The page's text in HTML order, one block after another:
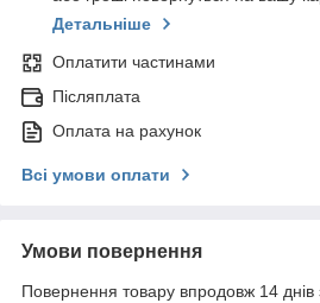
Детальніше
Оплатити частинами
Післяплата
Оплата на рахунок
Всі умови оплати
Умови повернення
Повернення товару впродовж 14 днів